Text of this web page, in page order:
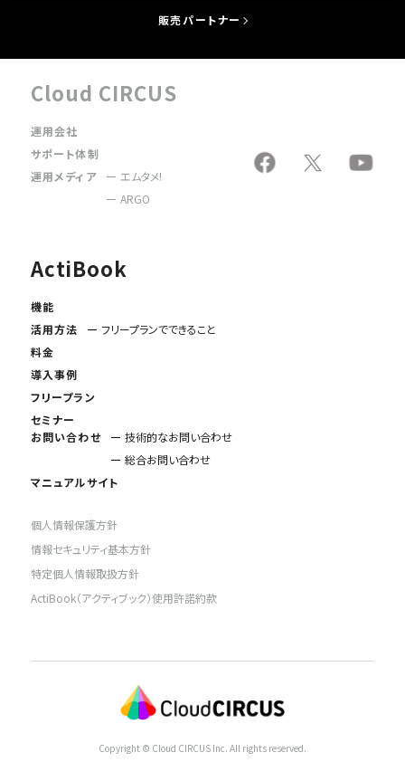
販売パートナー
Cloud CIRCUS
運用会社
サポート体制
運用メディア
エムタメ!
ARGO
ActiBook
機能
活用方法
フリープランでできること
料金
導入事例
フリープラン
セミナー
お問い合わせ
技術的なお問い合わせ
総合お問い合わせ
マニュアルサイト
個人情報保護方針
情報セキュリティ基本方針
特定個人情報取扱方針
ActiBook（アクティブック）使用許諾約款
Copyright © Cloud CIRCUS Inc. All rights reserved.